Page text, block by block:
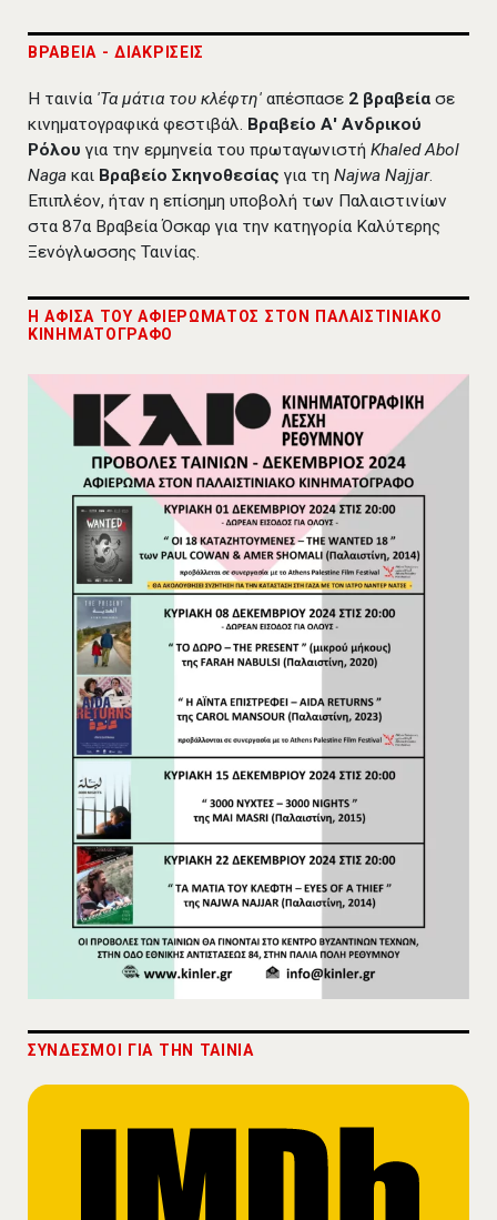
ΒΡΑΒΕΙΑ - ΔΙΑΚΡΙΣΕΙΣ
Η ταινία 'Τα μάτια του κλέφτη' απέσπασε 2 βραβεία σε
κινηματογραφικά φεστιβάλ. Βραβείο Α' Ανδρικού
Ρόλου για την ερμηνεία του πρωταγωνιστή Khaled Abol
Naga και Βραβείο Σκηνοθεσίας για τη Najwa Najjar.
Επιπλέον, ήταν η επίσημη υποβολή των Παλαιστινίων
στα 87α Βραβεία Όσκαρ για την κατηγορία Καλύτερης
Ξενόγλωσσης Ταινίας.
Η ΑΦΙΣΑ ΤΟΥ ΑΦΙΕΡΩΜΑΤΟΣ ΣΤΟΝ ΠΑΛΑΙΣΤΙΝΙΑΚΟ
ΚΙΝΗΜΑΤΟΓΡΑΦΟ
ΣΥΝΔΕΣΜΟΙ ΓΙΑ THN TAINIA